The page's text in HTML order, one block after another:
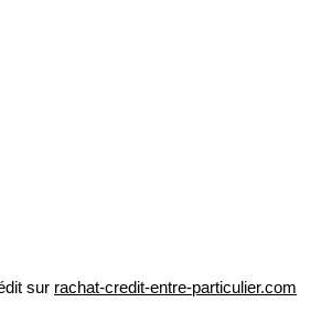
sur rachat-credit-entre-particulier.com